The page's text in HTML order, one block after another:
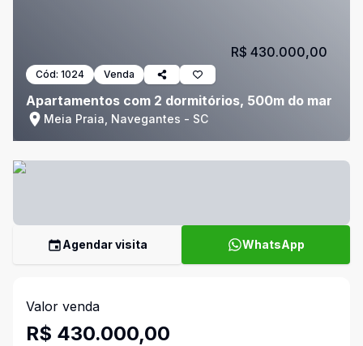
Cód: 1024 Venda
Apartamentos com 2 dormitórios, 500m do mar
Meia Praia, Navegantes - SC
R$ 430.000,00
Agendar visita WhatsApp
Valor venda
R$ 430.000,00